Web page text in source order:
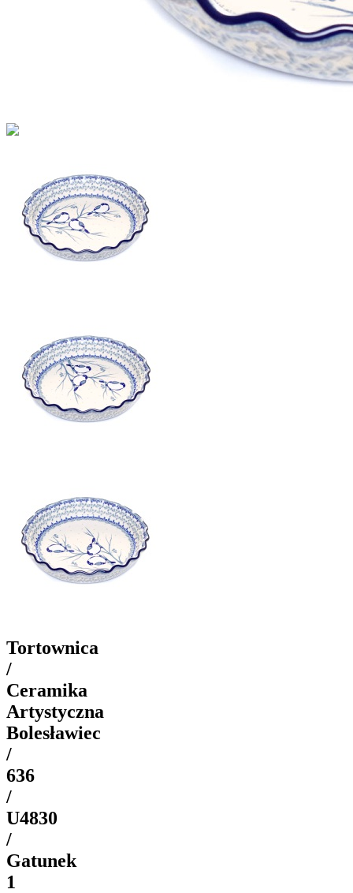
Tortownica
/
Ceramika
Artystyczna
Bolesławiec
/
636
/
U4830
/
Gatunek
1